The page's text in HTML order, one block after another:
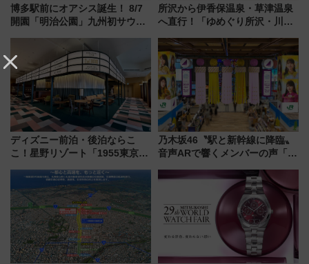
博多駅前にオアシス誕生！ 8/7
開園「明治公園」九州初サウナ
品グルメ登場で駅前の過ごし方
はどう変わる？
所沢から伊香保温泉・草津温泉
へ直行！「ゆめぐり所沢・川越
軽に 運行ダイヤ・運賃を解説
ディズニー前泊・後泊ならこ
こ！星野リゾート「1955東京ベ
つの理由 無料バス＆24時間サー
ビスで混雑回避
乃木坂46〝駅と新幹線に降臨〟
音声ARで響くメンバーの声「真